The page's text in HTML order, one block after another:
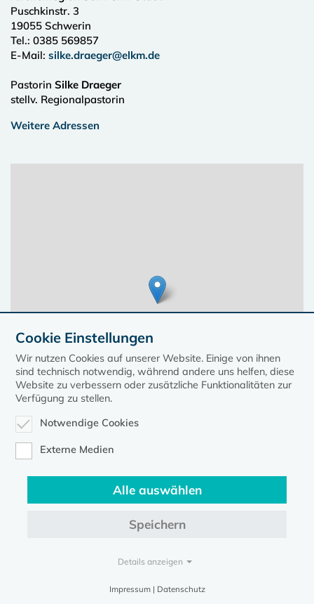
Puschkinstr. 3
19055 Schwerin
Tel.: 0385 569857
E-Mail: silke.draeger@elkm.de
Pastorin Silke Draeger
stellv. Regionalpastorin
Weitere Adressen
Diese Seite gehört zum Portalkirche-mv.de
Evangelische Kirche in Mecklenburg-Vorpommern © 2026
Cookie Einstellungen
Wir nutzen Cookies auf unserer Website. Einige von ihnen
sind technisch notwendig, während andere uns helfen, diese
Website zu verbessern oder zusätzliche Funktionalitäten zur
Verfügung zu stellen.
Notwendige Cookies
Externe Medien
Alle auswählen
Speichern
Details anzeigen
Impressum | Datenschutz